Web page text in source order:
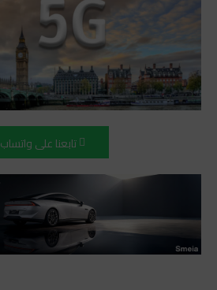
تابعنا على واتساب